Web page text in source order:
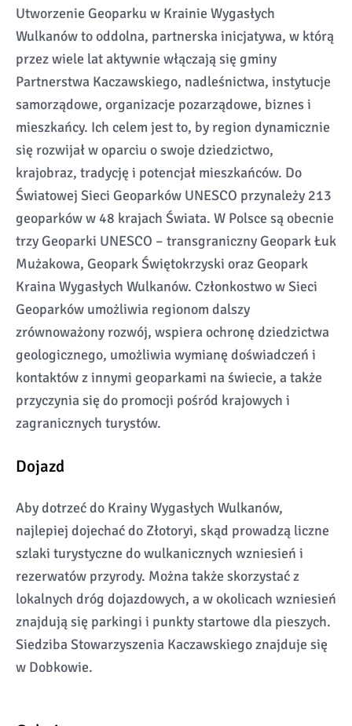
Utworzenie Geoparku w Krainie Wygasłych
Wulkanów to oddolna, partnerska inicjatywa, w którą
przez wiele lat aktywnie włączają się gminy
Partnerstwa Kaczawskiego, nadleśnictwa, instytucje
samorządowe, organizacje pozarządowe, biznes i
mieszkańcy. Ich celem jest to, by region dynamicznie
się rozwijał w oparciu o swoje dziedzictwo,
krajobraz, tradycję i potencjał mieszkańców. Do
Światowej Sieci Geoparków UNESCO przynależy 213
geoparków w 48 krajach Świata. W Polsce są obecnie
trzy Geoparki UNESCO – transgraniczny Geopark Łuk
Mużakowa, Geopark Świętokrzyski oraz Geopark
Kraina Wygasłych Wulkanów. Członkostwo w Sieci
Geoparków umożliwia regionom dalszy
zrównoważony rozwój, wspiera ochronę dziedzictwa
geologicznego, umożliwia wymianę doświadczeń i
kontaktów z innymi geoparkami na świecie, a także
przyczynia się do promocji pośród krajowych i
zagranicznych turystów.
Dojazd
Aby dotrzeć do Krainy Wygasłych Wulkanów,
najlepiej dojechać do Złotoryi, skąd prowadzą liczne
szlaki turystyczne do wulkanicznych wzniesień i
rezerwatów przyrody. Można także skorzystać z
lokalnych dróg dojazdowych, a w okolicach wzniesień
znajdują się parkingi i punkty startowe dla pieszych.
Siedziba Stowarzyszenia Kaczawskiego znajduje się
w Dobkowie.